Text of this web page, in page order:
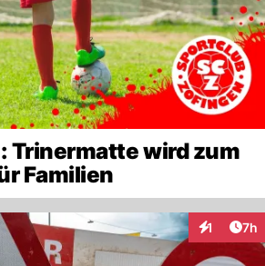
Trinermatte wird zum
Familien
1 7h